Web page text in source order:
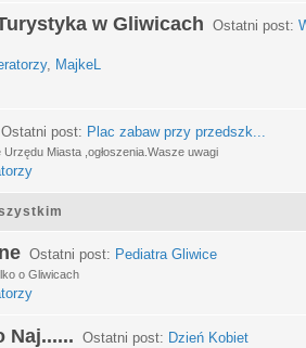
w Gliwicach Ostatni post:
, MajkeL
Ostatni post: Plac zabaw przy przedszk...
Miasta ,ogłoszenia.Wasze uwagi
Ostatni post: Pediatra Gliwice
o Gliwicach
Naj...... Ostatni post: Dzień Kobiet